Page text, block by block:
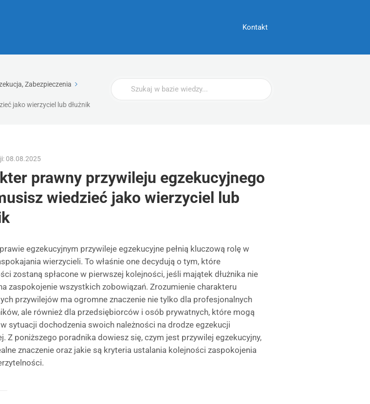
Kontakt
Zabezpieczenia
jako wierzyciel lub dłużnik
Wyszukaj
08.08.2025
prawny przywileju egzekucyjnego
wiedzieć jako wierzyciel lub
egzekucyjnym przywileje egzekucyjne pełnią kluczową rolę w
wierzycieli. To właśnie one decydują o tym, które
zostaną spłacone w pierwszej kolejności, jeśli majątek dłużnika nie
zaspokojenie wszystkich zobowiązań. Zrozumienie charakteru
przywilejów ma ogromne znaczenie nie tylko dla profesjonalnych
ale również dla przedsiębiorców i osób prywatnych, które mogą
sytuacji dochodzenia swoich należności na drodze egzekucji
Z poniższego poradnika dowiesz się, czym jest przywilej egzekucyjny,
znaczenie oraz jakie są kryteria ustalania kolejności zaspokojenia